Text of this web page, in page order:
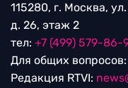
115280, г. Москва,
д. 26, этаж 2
тел: +7 (499) 579-86-
Для общих вопросов:
Редакция RTVI: